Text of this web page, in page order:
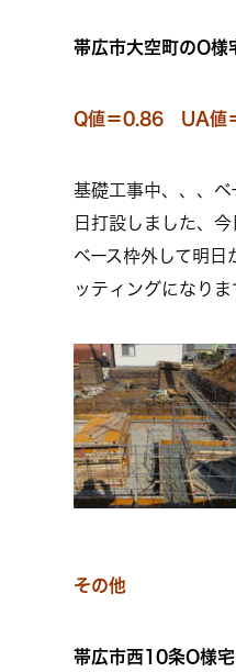
帯広市大空町のO様
Q値＝0.86 UA値
基礎工事中、、、
日打設しました、
ベース枠外して明日
ッティングになりま
その他
帯広市西10条O様